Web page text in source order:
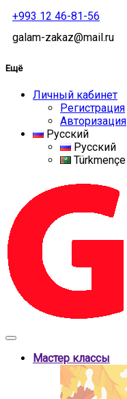
+993 12 46-81-56
galam-zakaz@mail.ru
Ещё
Личный кабинет
Регистрация
Авторизация
Русский
Русский
Türkmençe
Мастер классы